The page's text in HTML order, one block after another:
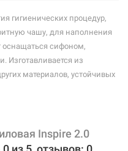
пристенный
прямоугольная
гигиенических процедур,
чашу, для наполнения
оснащаться сифоном,
Изготавливается из
материалов, устойчивых
и сливным отверстием;
Inspire 2.0